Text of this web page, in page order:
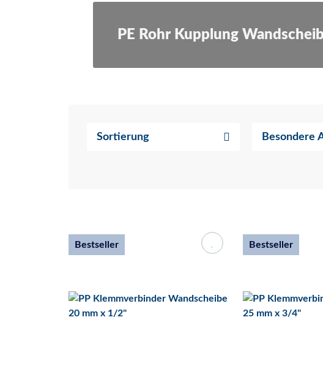
PE Rohr Kupplung
Sortierung Besondere
Bestseller Bestseller